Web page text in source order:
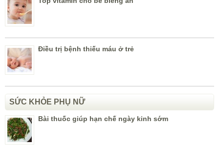
Điều trị bệnh thiếu máu ở trẻ
SỨC KHỎE PHỤ NỮ
Bài thuốc giúp hạn chế ngày kinh sớm